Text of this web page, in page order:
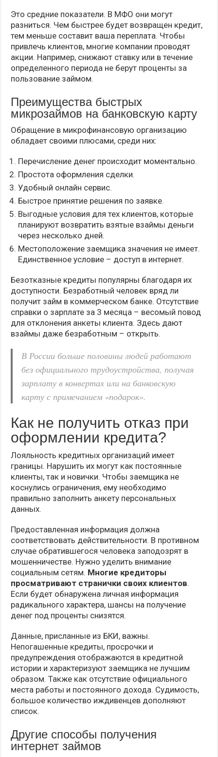
Это средние показатели. В МФО они могут
разниться. Чем быстрее будет возвращен кредит,
тем меньше составит ваша переплата. Чтобы
привлечь клиентов, многие компании проводят
акции. Например, снижают ставку или в течение
определенного периода не берут проценты за
пользование займом.
Преимущества быстрых
микрозаймов на банковскую карту
Обращение в микрофинансовую организацию
обладает своими плюсами, среди них:
Перечисление денег происходит моментально.
Простота оформления сделки.
Удобный онлайн сервис.
Быстрое принятие решения по заявке.
Выгодные условия для тех клиентов, которые
планируют возвратить взятые взаймы деньги
через несколько дней.
Местоположение заемщика значения не имеет.
Единственное условие – доступ в интернет.
Безотказные кредиты популярны благодаря их
доступности. Безработный человек вряд ли
получит займ в коммерческом банке. Отсутствие
справки о зарплате за 3 месяца – весомый повод
для отклонения анкеты клиента. Здесь дают
взаймы даже безработным – открыть.
В России больше половины людей работают
без официального трудоустройства, получая
зарплату в конвертах или на банковскую
карту с примечанием «подарок».
Как не получить отказ при
оформлении кредита?
Лояльность кредитных организаций имеет
границы. Нарушить их могут как постоянные
клиенты, так и новички. Чтобы заемщика не
коснулись ограничения, ему необходимо
правильно заполнить анкету персональных
данных.
Предоставленная информация должна
соответствовать действительности. В противном
случае обратившегося человека заподозрят в
мошенничестве. Нужно уделить внимание
социальным сетям. Многие кредиторы
просматривают странички своих клиентов.
Если будет обнаружена личная информация
радикального характера, шансы на получение
денег под проценты снизятся.
Данные, присланные из БКИ, важны.
Непогашенные кредиты, просрочки и
предупреждения отображаются в кредитной
истории и характеризуют заемщика не лучшим
образом. Также как отсутствие официального
места работы и постоянного дохода. Судимость,
большое количество иждивенцев дополняют
список.
Другие способы получения
интернет займов